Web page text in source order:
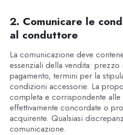
2. Comunicare le
al conduttore
La comunicazione deve
essenziali della vendita:
pagamento, termini per la
condizioni accessorie. La
completa e corrispondente
effettivamente concordate o
acquirente. Qualsiasi
comunicazione.